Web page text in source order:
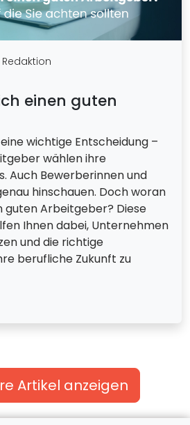
einen guten
wichtige Entscheidung –
wählen ihre
Auch Bewerberinnen und
hinschauen. Doch woran
guten Arbeitgeber? Diese
Ihnen dabei, Unternehmen
und die richtige
berufliche Zukunft zu
Artikel anzeigen